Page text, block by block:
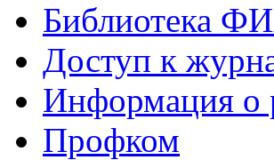
Библиотека
Доступ к
Информация о
Профком